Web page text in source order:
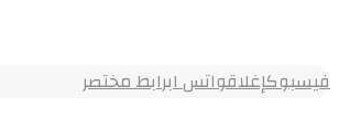
فيسبوكإغلاقواتس ابرابط مختصر